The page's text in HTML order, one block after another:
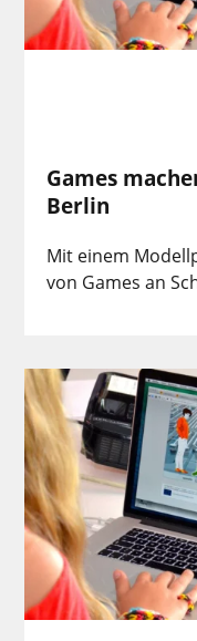
Games
Berlin
Mit einem
von Games an